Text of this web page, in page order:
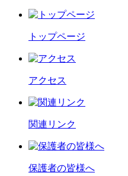
トップページ
アクセス
関連リンク
保護者の皆様へ